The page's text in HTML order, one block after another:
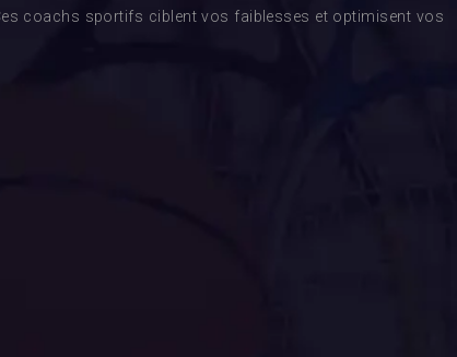
coachs sportifs ciblent vos faiblesses et optimisent vos